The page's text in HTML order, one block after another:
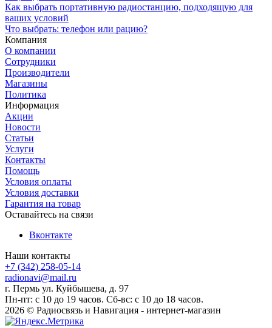
Как выбрать портативную радиостанцию, подходящую для
ваших условий
Что выбрать: телефон или рацию?
Компания
О компании
Сотрудники
Производители
Магазины
Политика
Информация
Акции
Новости
Статьи
Услуги
Контакты
Помощь
Условия оплаты
Условия доставки
Гарантия на товар
Оставайтесь на связи
Вконтакте
Наши контакты
+7 (342) 258-05-14
radionavi@mail.ru
г. Пермь ул. Куйбышева, д. 97
Пн-пт: с 10 до 19 часов. Сб-вс: с 10 до 18 часов.
2026 © Радиосвязь и Навигация - интернет-магазин